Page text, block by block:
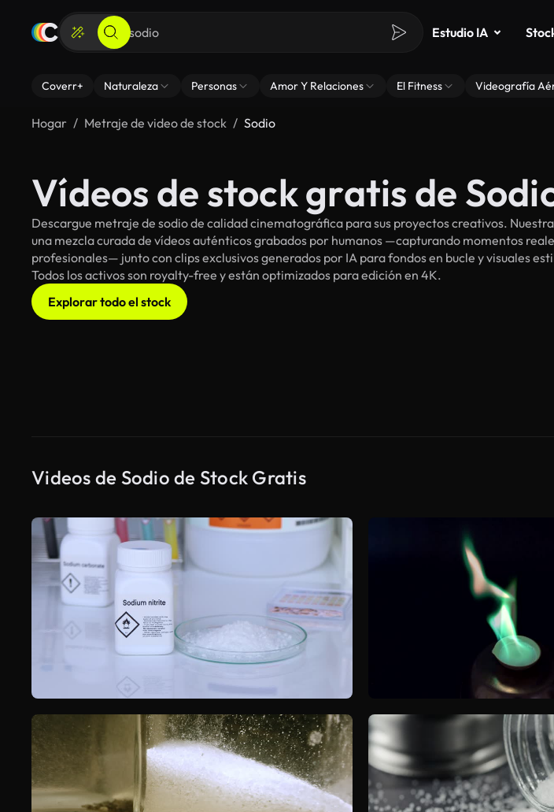
Estudio IA
Coverr+ Naturaleza Personas Amor Y Relaciones El Fitness Videografía
Hogar Metraje de video de stock Sodio
Vídeos de stock gratis de
Descargue metraje de sodio de calidad cinematográfica para sus proyectos creativos.
una mezcla curada de vídeos auténticos grabados por humanos —capturando momentos
profesionales— junto con clips exclusivos generados por IA para fondos en bucle y visuales
Todos los activos son royalty-free y están optimizados para edición en 4K.
Explorar todo el stock
Videos de Sodio de Stock Gratis